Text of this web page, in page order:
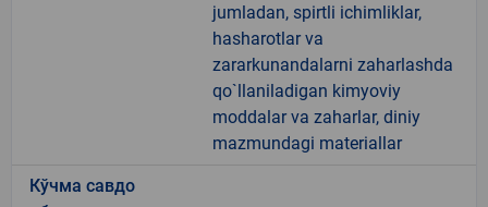
jumladan, spirtli ichimliklar,
hasharotlar va
zararkunandalarni zaharlashda
qo`llaniladigan kimyoviy
moddalar va zaharlar, diniy
mazmundagi materiallar
Кўчма савдо